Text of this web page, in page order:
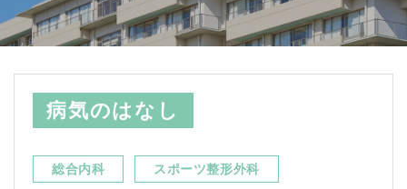
病気のはなし
総合内科 スポーツ整形外科